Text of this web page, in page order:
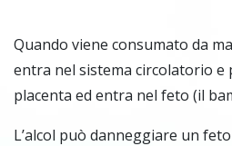
Quando viene consumato da
entra nel sistema circolatorio e
placenta ed entra nel feto (il
L’alcol può danneggiare un